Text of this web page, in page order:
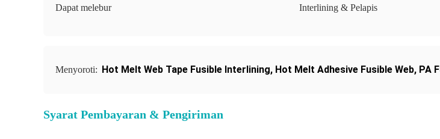
Dapat melebur Interlining & Pelapis
Menyoroti: Hot Melt Web Tape Fusible Interlining, Hot Melt Adhesive Fusible Web, PA
Syarat Pembayaran & Pengiriman